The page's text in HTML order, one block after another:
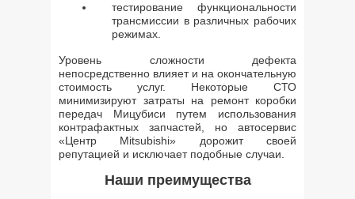
тестирование функциональности
трансмиссии в различных рабочих
режимах.
Уровень сложности дефекта
непосредственно влияет и на окончательную
стоимость услуг. Некоторые СТО
минимизируют затраты на ремонт коробки
передач Мицубиси путем использования
контрафактных запчастей, но автосервис
«Центр Mitsubishi» дорожит своей
репутацией и исключает подобные случаи.
Наши преимущества